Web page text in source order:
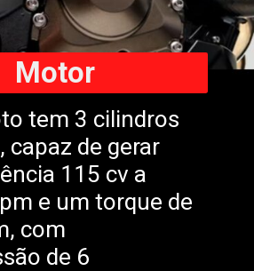
tem 3 cilindros
capaz de gerar
115 cv a
e um torque de
com
de 6
Motor